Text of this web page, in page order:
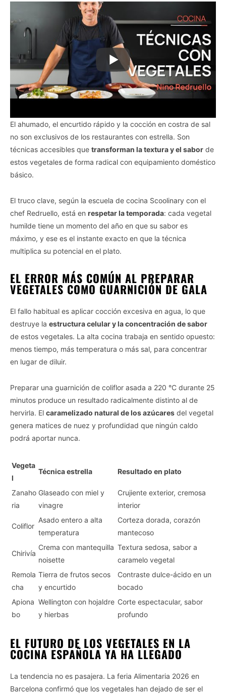
El ahumado, el encurtido rápido y la cocción en costra de sal
no son exclusivos de los restaurantes con estrella. Son
técnicas accesibles que transforman la textura y el sabor de
estos vegetales de forma radical con equipamiento doméstico
básico.
El truco clave, según la escuela de cocina Scoolinary con el
chef Redruello, está en respetar la temporada: cada vegetal
humilde tiene un momento del año en que su sabor es
máximo, y ese es el instante exacto en que la técnica
multiplica su potencial en el plato.
EL ERROR MÁS COMÚN AL PREPARAR
VEGETALES COMO GUARNICIÓN DE GALA
El fallo habitual es aplicar cocción excesiva en agua, lo que
destruye la estructura celular y la concentración de sabor
de estos vegetales. La alta cocina trabaja en sentido opuesto:
menos tiempo, más temperatura o más sal, para concentrar
en lugar de diluir.
Preparar una guarnición de coliflor asada a 220 °C durante 25
minutos produce un resultado radicalmente distinto al de
hervirla. El caramelizado natural de los azúcares del vegetal
genera matices de nuez y profundidad que ningún caldo
podrá aportar nunca.
Vegeta
l
Técnica estrella Resultado en plato
Zanaho
ria
Glaseado con miel y
vinagre
Crujiente exterior, cremosa
interior
Coliflor
Asado entero a alta
temperatura
Corteza dorada, corazón
mantecoso
Chirivía
Crema con mantequilla
noisette
Textura sedosa, sabor a
caramelo vegetal
Remola
cha
Tierra de frutos secos
y encurtido
Contraste dulce-ácido en un
bocado
Apiona
bo
Wellington con hojaldre
y hierbas
Corte espectacular, sabor
profundo
EL FUTURO DE LOS VEGETALES EN LA
COCINA ESPAÑOLA YA HA LLEGADO
La tendencia no es pasajera. La feria Alimentaria 2026 en
Barcelona confirmó que los vegetales han dejado de ser el